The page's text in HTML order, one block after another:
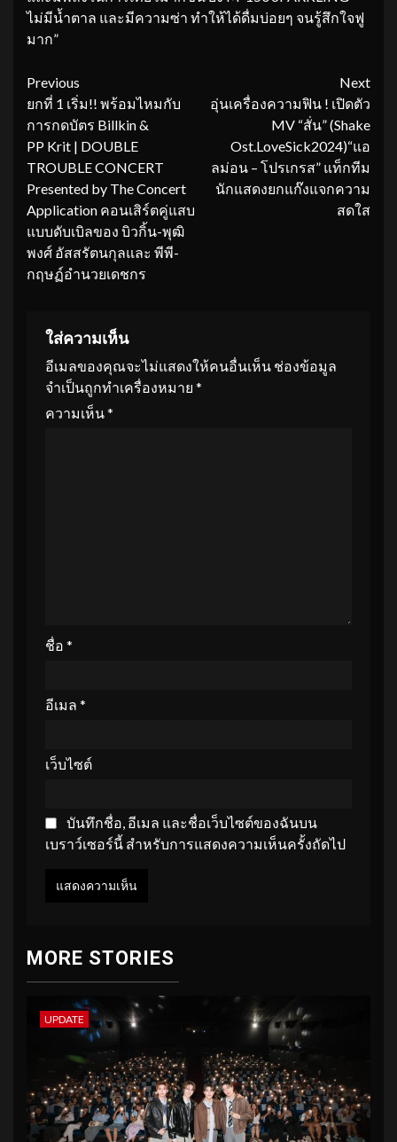
ไม่มีน้ำตาล และมีความซ่า ทำให้ได้ดื่มบ่อยๆ จนรู้สึกใจฟู
มาก”
Continue
Reading
Previous
ยกที่ 1 เริ่ม!! พร้อมไหมกับ
การกดบัตร Billkin &
PP Krit | DOUBLE
TROUBLE CONCERT
Presented by The Concert
Application คอนเสิร์ตคู่แสบ
แบบดับเบิลของ บิวกิ้น-พุฒิ
พงศ์ อัสสรัตนกุลและ พีพี-
กฤษฏ์อำนวยเดชกร
Next
อุ่นเครื่องความฟิน ! เปิดตัว
MV “สั่น” (Shake
Ost.LoveSick2024)“แอ
ลม่อน – โปรเกรส” แท็กทีม
นักแสดงยกแก๊งแจกความ
สดใส
ใส่ความเห็น
อีเมลของคุณจะไม่แสดงให้คนอื่นเห็น ช่องข้อมูล
จำเป็นถูกทำเครื่องหมาย *
ความเห็น*
ชื่อ *
อีเมล *
เว็บไซต์
บันทึกชื่อ, อีเมล และชื่อเว็บไซต์ของฉันบน
เบราว์เซอร์นี้ สำหรับการแสดงความเห็นครั้งถัดไป
MORE STORIES
UPDATE